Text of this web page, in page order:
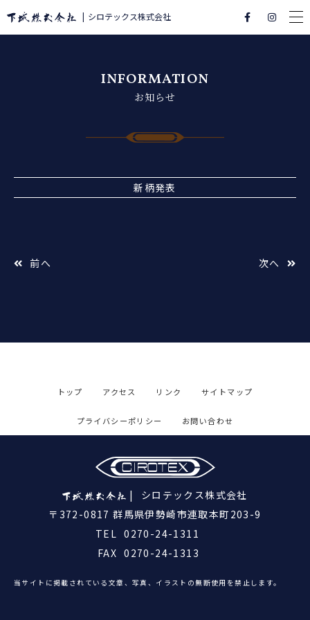
シロテックス株式会社
INFORMATION
お知らせ
新柄発表
前へ 次へ
トップ アクセス リンク サイトマップ
プライバシーポリシー お問い合わせ
シロテックス株式会社
〒372-0817 群馬県伊勢崎市連取本町203-9
TEL
0270-24-1311
FAX 0270-24-1313
当サイトに掲載されている文章、写真、イラストの無断使用を禁止します。